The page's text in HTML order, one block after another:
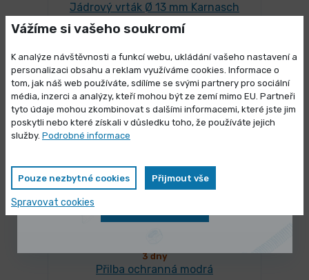
Jádrový vrták Ø 13 mm Karnasch
BLUE-LINE PRO 30
1 862,19 Kč s DPH
Vybrat variantu
-13%
3 dny
Přilba ochranná modrá
Vážíme si vašeho soukromí
K analýze návštěvnosti a funkcí webu, ukládání vašeho nastavení a
personalizaci obsahu a reklam využíváme cookies. Informace o
tom, jak náš web používáte, sdílíme se svými partnery pro sociální
média, inzerci a analýzy, kteří mohou být ze zemí mimo EU. Partneři
tyto údaje mohou zkombinovat s dalšími informacemi, které jste jim
poskytli nebo které získali v důsledku toho, že používáte jejich
služby. Podrobné informace
Pouze nezbytné cookies Přijmout vše
Spravovat cookies
Výprodej skladových zásob
Vybrané produkty nyní pořídíte za